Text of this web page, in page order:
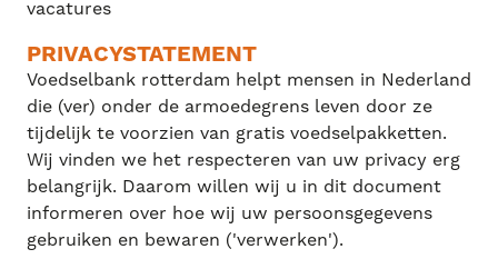
n
vacatures
PRIVACYSTATEMENT
Voedselbank rotterdam helpt mensen in Nederland
die (ver) onder de armoedegrens leven door ze
tijdelijk te voorzien van gratis voedselpakketten.
Wij vinden we het respecteren van uw privacy erg
belangrijk. Daarom willen wij u in dit document
informeren over hoe wij uw persoonsgegevens
gebruiken en bewaren ('verwerken').